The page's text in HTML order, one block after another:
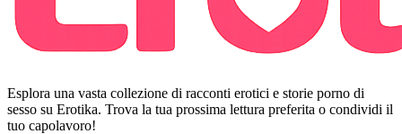
Esplora una vasta collezione di racconti erotici e storie porno di
sesso su Erotika. Trova la tua prossima lettura preferita o condividi il
tuo capolavoro!